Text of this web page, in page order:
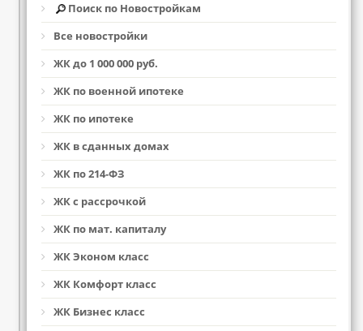
Поиск по Новостройкам
Все новостройки
ЖК до 1 000 000 руб.
ЖК по военной ипотеке
ЖК по ипотеке
ЖК в сданных домах
ЖК по 214-ФЗ
ЖК с рассрочкой
ЖК по мат. капиталу
ЖК Эконом класс
ЖК Комфорт класс
ЖК Бизнес класс